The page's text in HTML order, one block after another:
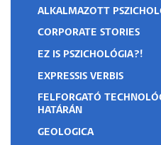
ALKALMAZOTT
CORPORATE STORIES
EZ IS PSZICHOLÓGIA?!
EXPRESSIS VERBIS
FELFORGATÓ
HATÁRÁN
GEOLOGICA